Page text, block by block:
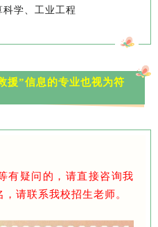
学、工业工程
援”信息的专业也视为符
有疑问的，请直接咨询我
请联系我校招生老师。